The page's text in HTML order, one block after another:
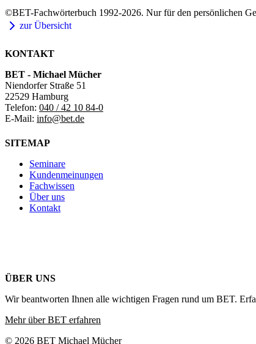
©BET-Fachwörterbuch 1992-2026. Nur für den persönlichen
zur Übersicht
KONTAKT
BET - Michael Mücher
Niendorfer Straße 51
22529 Hamburg
Telefon: 040 / 42 10 84-0
E-Mail: info@bet.de
SITEMAP
Seminare
Kundenmeinungen
Fachwissen
Über uns
Kontakt
ÜBER UNS
Wir beantworten Ihnen alle wichtigen Fragen rund um BET.
Mehr über BET erfahren
© 2026 BET Michael Mücher